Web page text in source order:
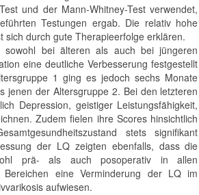
und der Mann-Whitney-Test verwendet,
Testungen ergab. Die relativ hohe
sich durch gute Therapieerfolge erklären.
bei älteren als auch bei jüngeren
eine deutliche Verbesserung festgestellt
1 ging es jedoch sechs Monate
jenen der Altersgruppe 2. Bei den letzteren
Depression, geistiger Leistungsfähigkeit,
Zudem fielen ihre Scores hinsichtlich
stets signifikant
der LQ zeigten ebenfalls, dass die
prä- als auch posoperativ in allen
Bereichen eine Verminderung der LQ im
aufwiesen.